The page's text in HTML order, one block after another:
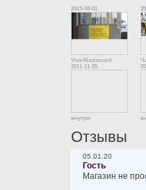
2013-08-01
Visa-Mastercard
2011-11-25
внутри
Отзывы
05.01.20
Гость
Магазин не